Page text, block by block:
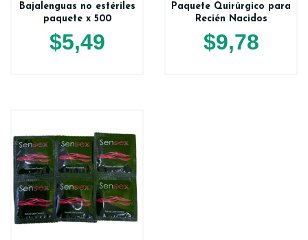
Bajalenguas no estériles
paquete x 500
$5,49
Paquete Quirúrgico para
Recién Nacidos
$9,78